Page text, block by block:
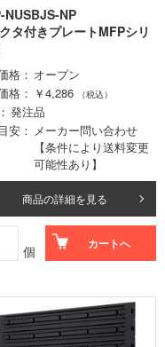
NUSBJS-NP
タ付きプレートMFPシリ
格
オープン
格
￥4,286 （税込）
発注品
安
メーカー問い合わせ
【条件により送料変更
可能性あり】
商品の詳細を見る
個 カートへ